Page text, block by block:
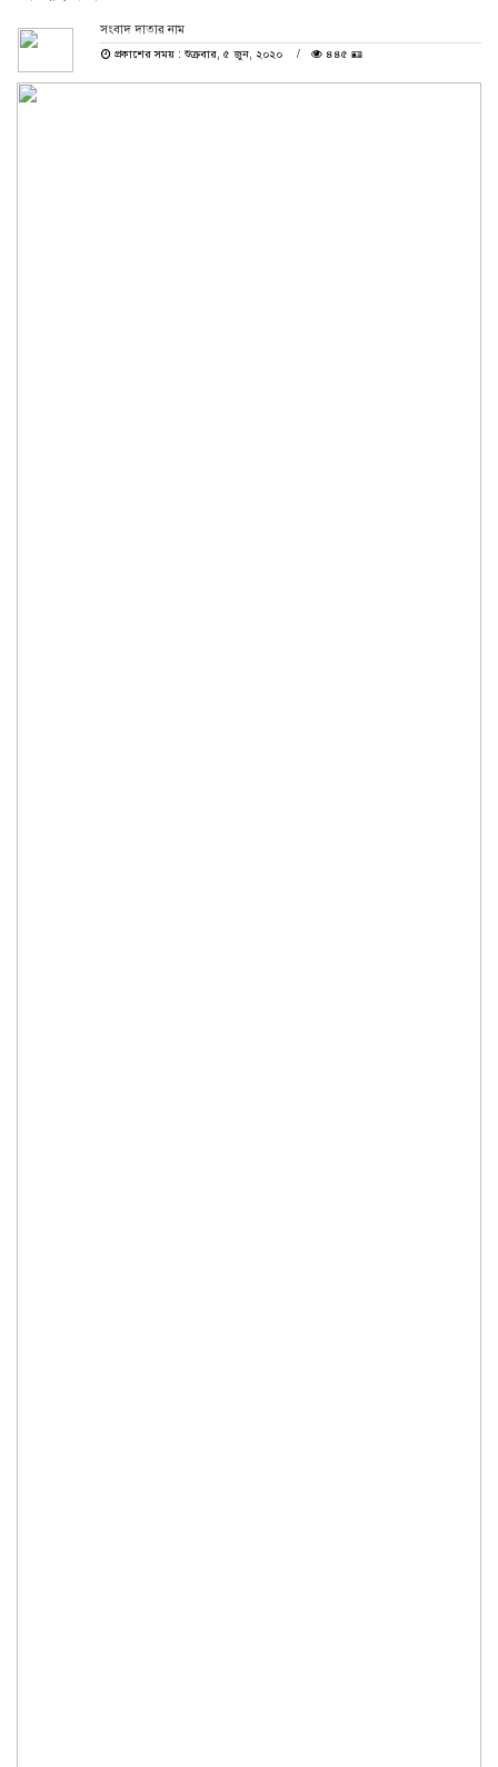
সংবাদ দাতার নাম
প্রকাশের সময় : শুক্রবার, ৫ জুন, ২০২০
৪৪৫ 🪪